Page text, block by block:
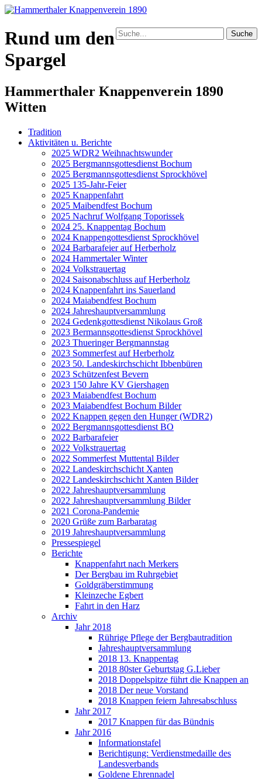
Rund um den
Spargel
Hammerthaler Knappenverein 1890
Witten
Tradition
Aktivitäten u. Berichte
2025 WDR2 Weihnachtswunder
2025 Bergmannsgottesdienst Bochum
2025 Bergmannsgottesdienst Sprockhövel
2025 135-Jahr-Feier
2025 Knappenfahrt
2025 Maibendfest Bochum
2025 Nachruf Wolfgang Toporissek
2024 25. Knappentag Bochum
2024 Knappengottesdienst Sprockhövel
2024 Barbarafeier auf Herberholz
2024 Hammertaler Winter
2024 Volkstrauertag
2024 Saisonabschluss auf Herberholz
2024 Knappenfahrt ins Sauerland
2024 Maiabendfest Bochum
2024 Jahreshauptversammlung
2024 Gedenkgottesdienst Nikolaus Groß
2023 Bermannsgottesdienst Sprockhövel
2023 Thueringer Bergmannstag
2023 Sommerfest auf Herberholz
2023 50. Landeskirchschicht Ibbenbüren
2023 Schützenfest Bevern
2023 150 Jahre KV Giershagen
2023 Maiabendfest Bochum
2023 Maiabendfest Bochum Bilder
2022 Knappen gegen den Hunger (WDR2)
2022 Bergmannsgottesdienst BO
2022 Barbarafeier
2022 Volkstrauertag
2022 Sommerfest Muttental Bilder
2022 Landeskirchschicht Xanten
2022 Landeskirchschicht Xanten Bilder
2022 Jahreshauptversammlung
2022 Jahreshauptversammlung Bilder
2021 Corona-Pandemie
2020 Grüße zum Barbaratag
2019 Jahreshauptversammlung
Pressespiegel
Berichte
Knappenfahrt nach Merkers
Der Bergbau im Ruhrgebiet
Goldgräberstimmung
Kleinzeche Egbert
Fahrt in den Harz
Archiv
Jahr 2018
Rührige Pflege der Bergbautradition
Jahreshauptversammlung
2018 13. Knappentag
2018 80ster Geburtstag G.Lieber
2018 Doppelspitze führt die Knappen an
2018 Der neue Vorstand
2018 Knappen feiern Jahresabschluss
Jahr 2017
2017 Knappen für das Bündnis
Jahr 2016
Informationstafel
Berichtigung: Verdienstmedaille des
Landesverbands
Goldene Ehrennadel